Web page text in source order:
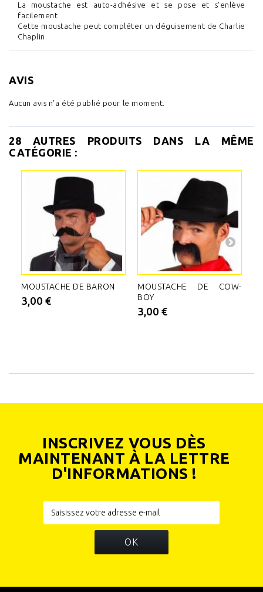
La moustache est auto-adhésive et se pose et s'enlève
facilement
Cette moustache peut compléter un déguisement de Charlie
Chaplin
AVIS
Aucun avis n'a été publié pour le moment.
28 AUTRES PRODUITS DANS LA MÊME
CATÉGORIE :
MOUSTACHE DE BARON
3,00 €
MOUSTACHE DE COW-
BOY
3,00 €
INSCRIVEZ VOUS DÈS
MAINTENANT À LA LETTRE
D'INFORMATIONS !
OK